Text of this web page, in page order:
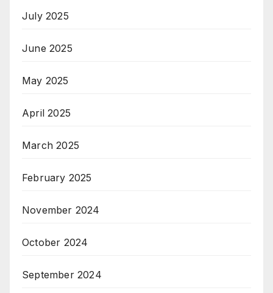
July 2025
June 2025
May 2025
April 2025
March 2025
February 2025
November 2024
October 2024
September 2024